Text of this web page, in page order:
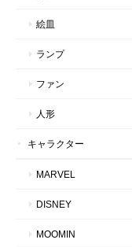
絵皿
ランプ
ファン
人形
キャラクター
MARVEL
DISNEY
MOOMIN